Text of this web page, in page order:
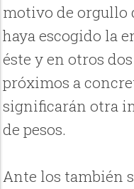
motivo de orgullo
haya escogido la
éste y en otros
próximos a
significarán otra
de pesos.
Ante los también